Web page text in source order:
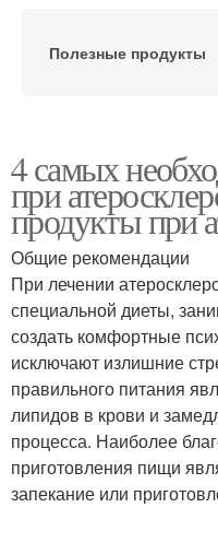
Полезные продукты
Вредные продукты
4 самых
при
продукты при
Общие рекомендации
При лечении
специальной диеты,
создать комфортные
исключают излишние
правильного питания
липидов в крови и
процесса. Наиболее
приготовления пищи
запекание или